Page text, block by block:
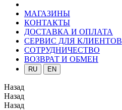
МАГАЗИНЫ
КОНТАКТЫ
ДОСТАВКА И ОПЛАТА
СЕРВИС ДЛЯ КЛИЕНТОВ
СОТРУДНИЧЕСТВО
ВОЗВРАТ И ОБМЕН
RU EN
Назад
Назад
Назад